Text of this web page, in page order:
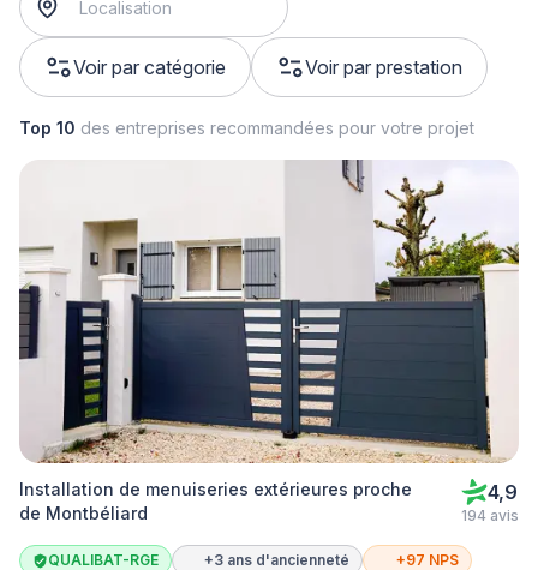
Voir par catégorie Voir par prestation
Top 10 des entreprises recommandées pour votre projet
Installation de menuiseries extérieures proche
de Montbéliard
4,9
194 avis
QUALIBAT-RGE +3 ans d'ancienneté +97 NPS